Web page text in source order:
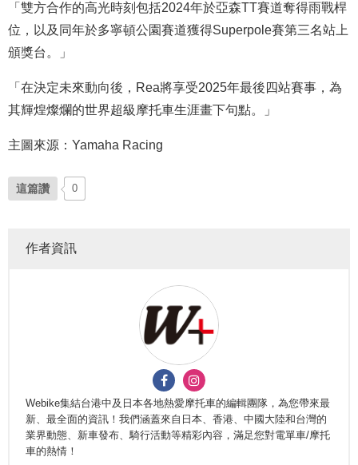
「雙方合作的高光時刻包括2024年於亞森TT賽道奪得雨戰桿
位，以及同年於多寧頓公園賽道獲得Superpole賽第三名站上
頒獎台。」
「在決定未來動向後，Rea將享受2025年最後四站賽事，為
其輝煌燦爛的世界超級摩托車生涯畫下句點。」
主圖來源：Yamaha Racing
這篇讚 0
作者資訊
Webike集結台港中及日本各地熱愛摩托車的編輯團隊，為您帶來最
新、最全面的資訊！我們涵蓋來自日本、香港、中國大陸和台灣的
業界動態、新車發布、騎行活動等精彩內容，滿足您對電單車/摩托
車的熱情！